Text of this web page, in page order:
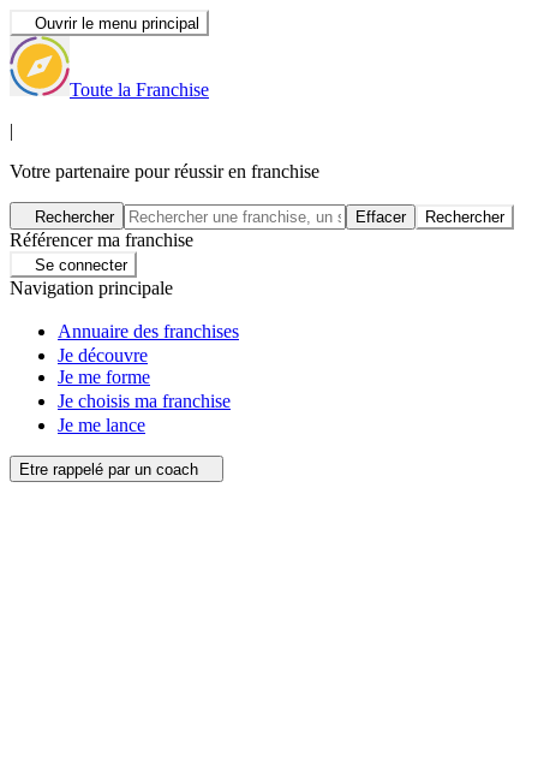
Ouvrir le menu principal
Toute la Franchise
|
Votre partenaire pour réussir en franchise
Rechercher Effacer Rechercher
Référencer ma franchise
Se connecter
Navigation principale
Annuaire des franchises
Je découvre
Je me forme
Je choisis ma franchise
Je me lance
Etre rappelé par un coach